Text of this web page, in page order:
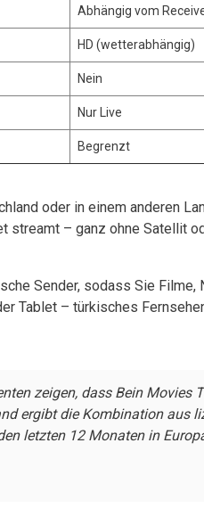
Abhängig vom
HD (wetterabhängig)
Nein
Nur Live
Begrenzt
oder in einem anderen
– ganz ohne Satellit
Sender, sodass Sie
Tablet – türkisches
zeigen, dass Bein
ergibt die Kombination aus
letzten 12 Monaten in